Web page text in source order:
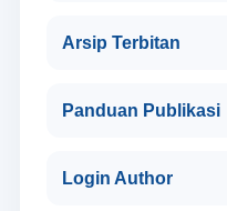
Arsip Terbitan
Panduan Publikasi
Login Author